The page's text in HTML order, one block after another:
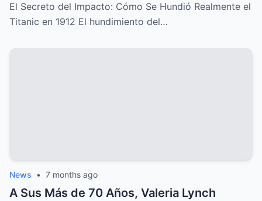
El Secreto del Impacto: Cómo Se Hundió Realmente el
Titanic en 1912 El hundimiento del…
News • 7 months ago
A Sus Más de 70 Años, Valeria Lynch